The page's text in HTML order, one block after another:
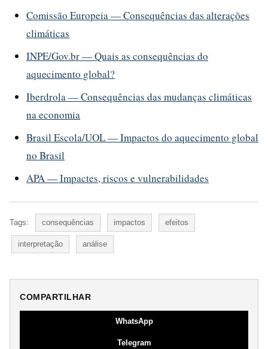
Comissão Europeia — Consequências das alterações
climáticas
INPE/Gov.br — Quais as consequências do
aquecimento global?
Iberdrola — Consequências das mudanças climáticas
na economia
Brasil Escola/UOL — Impactos do aquecimento global
no Brasil
APA — Impactes, riscos e vulnerabilidades
Tags: consequências impactos efeitos
interpretação análise
COMPARTILHAR
WhatsApp
Telegram